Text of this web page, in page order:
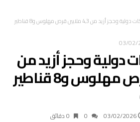
تفكيك شبكات دولية وحجز أزيد من 4,3 ملايين قرص مهلوس و8 قناطير
03/02/
وحجز أزيد من
4,3 ملايين قرص مهلوس و8 قناطير
03/02/2026 0 ‫دقائق‬